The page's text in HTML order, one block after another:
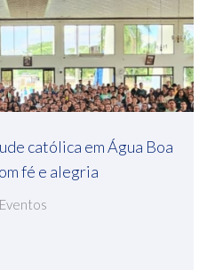
católica em Água Boa
fé e alegria
Eventos